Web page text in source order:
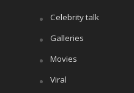
Celebrity talk
Galleries
Movies
Viral